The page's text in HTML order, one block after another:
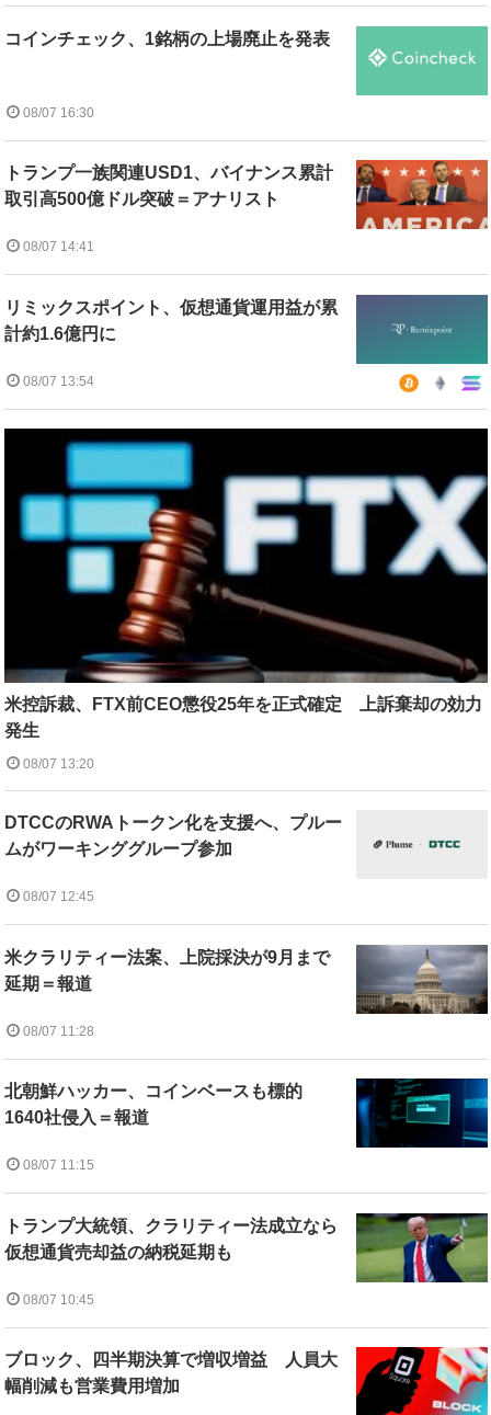
コインチェック、1銘柄の上場廃止を発表
08/07 16:30
トランプ一族関連USD1、バイナンス累計
取引高500億ドル突破＝アナリスト
08/07 14:41
リミックスポイント、仮想通貨運用益が累
計約1.6億円に
08/07 13:54
米控訴裁、FTX前CEO懲役25年を正式確定 上訴棄却の効力
発生
08/07 13:20
DTCCのRWAトークン化を支援へ、プルー
ムがワーキンググループ参加
08/07 12:45
米クラリティー法案、上院採決が9月まで
延期＝報道
08/07 11:28
北朝鮮ハッカー、コインベースも標的
1640社侵入＝報道
08/07 11:15
トランプ大統領、クラリティー法成立なら
仮想通貨売却益の納税延期も
08/07 10:45
ブロック、四半期決算で増収増益 人員大
幅削減も営業費用増加